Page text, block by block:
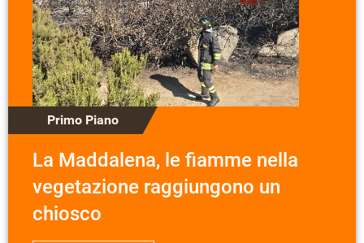
Primo Piano
La Maddalena, le fiamme nella
vegetazione raggiungono un
chiosco